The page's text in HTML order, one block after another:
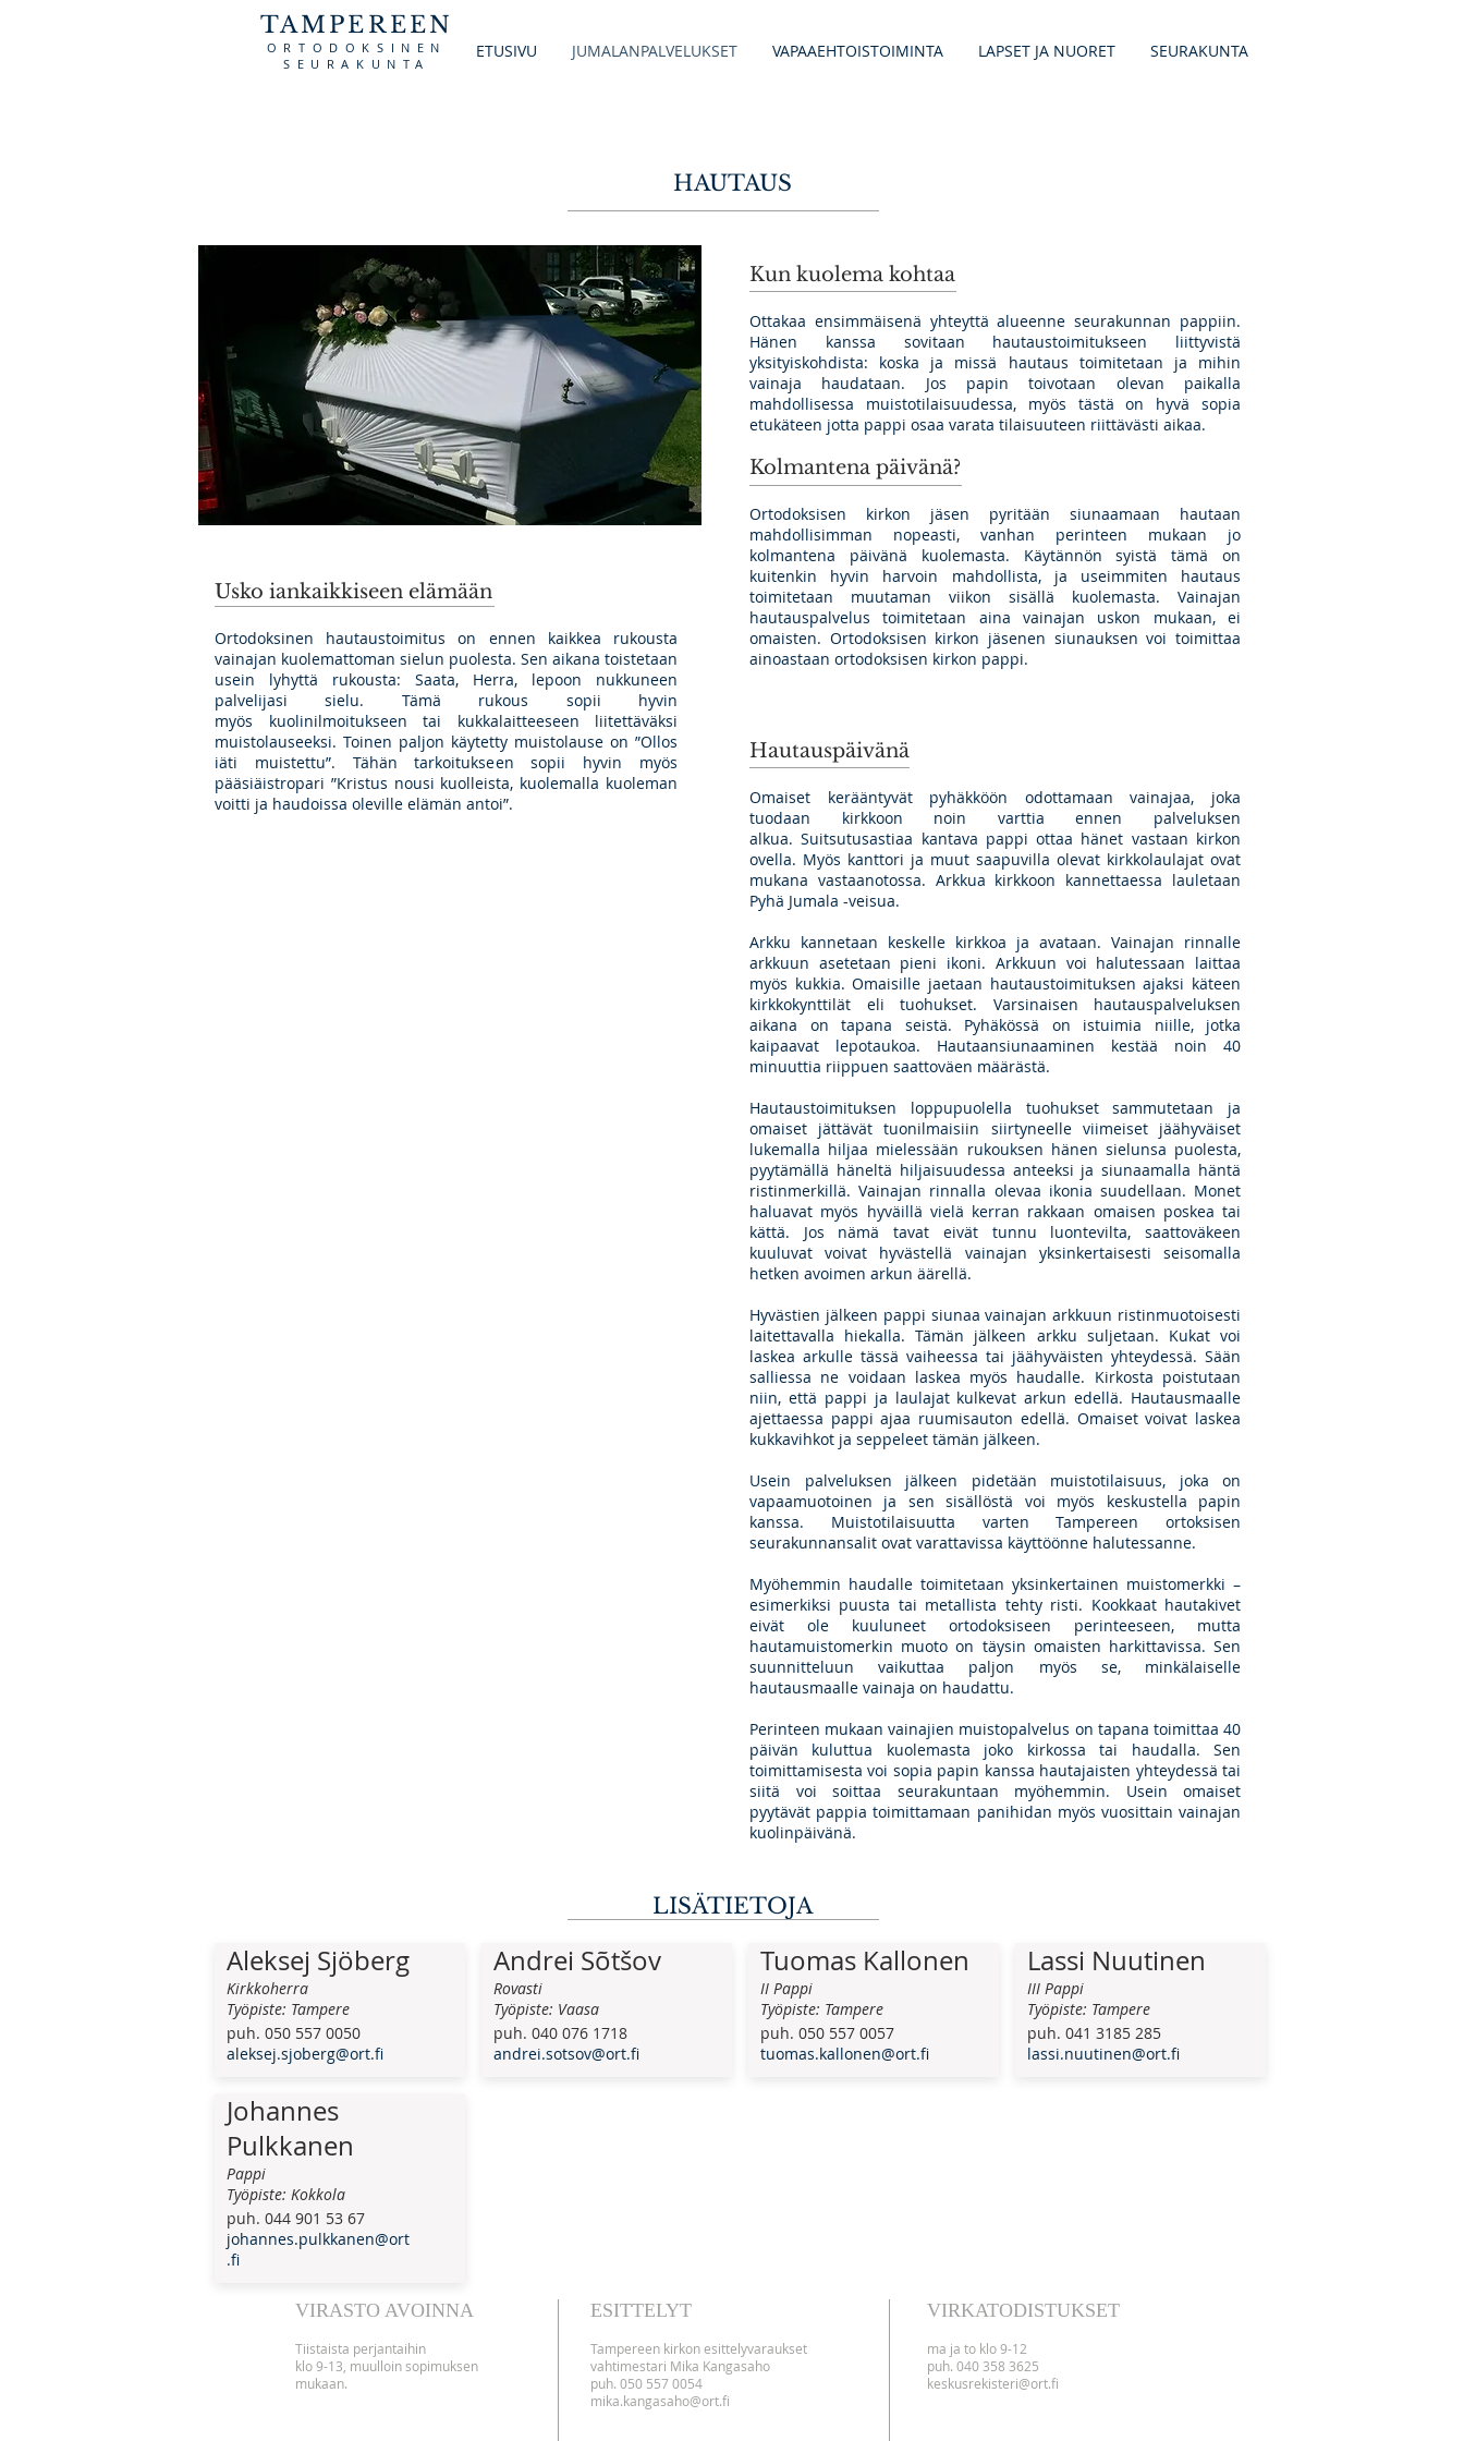
TAMPEREEN
ORTODOKSINEN
SEURAKUNTA
ETUSIVU JUMALANPALVELUKSET VAPAAEHTOISTOIMINTA LAPSET JA NUORET SEURAKUNTA
HAUTAUS
Usko iankaikkiseen elämään
Ortodoksinen hautaustoimitus on ennen kaikkea rukousta
vainajan kuolemattoman sielun puolesta. Sen aikana toistetaan
usein lyhyttä rukousta: Saata, Herra, lepoon nukkuneen
palvelijasi sielu. Tämä rukous sopii hyvin
myös kuolinilmoitukseen tai kukkalaitteeseen liitettäväksi
muistolauseeksi. Toinen paljon käytetty muistolause on ”Ollos
iäti muistettu”. Tähän tarkoitukseen sopii hyvin myös
pääsiäistropari ”Kristus nousi kuolleista, kuolemalla kuoleman
voitti ja haudoissa oleville elämän antoi”.
Kun kuolema kohtaa
Ottakaa ensimmäisenä yhteyttä alueenne seurakunnan pappiin.
Hänen kanssa sovitaan hautaustoimitukseen liittyvistä
yksityiskohdista: koska ja missä hautaus toimitetaan ja mihin
vainaja haudataan. Jos papin toivotaan olevan paikalla
mahdollisessa muistotilaisuudessa, myös tästä on hyvä sopia
etukäteen jotta pappi osaa varata tilaisuuteen riittävästi aikaa.
Kolmantena päivänä?
Ortodoksisen kirkon jäsen pyritään siunaamaan hautaan
mahdollisimman nopeasti, vanhan perinteen mukaan jo
kolmantena päivänä kuolemasta. Käytännön syistä tämä on
kuitenkin hyvin harvoin mahdollista, ja useimmiten hautaus
toimitetaan muutaman viikon sisällä kuolemasta. Vainajan
hautauspalvelus toimitetaan aina vainajan uskon mukaan, ei
omaisten. Ortodoksisen kirkon jäsenen siunauksen voi toimittaa
ainoastaan ortodoksisen kirkon pappi.
Hautauspäivänä
Omaiset kerääntyvät pyhäkköön odottamaan vainajaa, joka
tuodaan kirkkoon noin varttia ennen palveluksen
alkua. Suitsutusastiaa kantava pappi ottaa hänet vastaan kirkon
ovella. Myös kanttori ja muut saapuvilla olevat kirkkolaulajat ovat
mukana vastaanotossa. Arkkua kirkkoon kannettaessa lauletaan
Pyhä Jumala -veisua.
Arkku kannetaan keskelle kirkkoa ja avataan. Vainajan rinnalle
arkkuun asetetaan pieni ikoni. Arkkuun voi halutessaan laittaa
myös kukkia. Omaisille jaetaan hautaustoimituksen ajaksi käteen
kirkkokynttilät eli tuohukset. Varsinaisen hautauspalveluksen
aikana on tapana seistä. Pyhäkössä on istuimia niille, jotka
kaipaavat lepotaukoa. Hautaansiunaaminen kestää noin 40
minuuttia riippuen saattoväen määrästä.
Hautaustoimituksen loppupuolella tuohukset sammutetaan ja
omaiset jättävät tuonilmaisiin siirtyneelle viimeiset jäähyväiset
lukemalla hiljaa mielessään rukouksen hänen sielunsa puolesta,
pyytämällä häneltä hiljaisuudessa anteeksi ja siunaamalla häntä
ristinmerkillä. Vainajan rinnalla olevaa ikonia suudellaan. Monet
haluavat myös hyväillä vielä kerran rakkaan omaisen poskea tai
kättä. Jos nämä tavat eivät tunnu luontevilta, saattoväkeen
kuuluvat voivat hyvästellä vainajan yksinkertaisesti seisomalla
hetken avoimen arkun äärellä.
Hyvästien jälkeen pappi siunaa vainajan arkkuun ristinmuotoisesti
laitettavalla hiekalla. Tämän jälkeen arkku suljetaan. Kukat voi
laskea arkulle tässä vaiheessa tai jäähyväisten yhteydessä. Sään
salliessa ne voidaan laskea myös haudalle. Kirkosta poistutaan
niin, että pappi ja laulajat kulkevat arkun edellä. Hautausmaalle
ajettaessa pappi ajaa ruumisauton edellä. Omaiset voivat laskea
kukkavihkot ja seppeleet tämän jälkeen.
Usein palveluksen jälkeen pidetään muistotilaisuus, joka on
vapaamuotoinen ja sen sisällöstä voi myös keskustella papin
kanssa. Muistotilaisuutta varten Tampereen ortoksisen
seurakunnansalit ovat varattavissa käyttöönne halutessanne.
Myöhemmin haudalle toimitetaan yksinkertainen muistomerkki –
esimerkiksi puusta tai metallista tehty risti. Kookkaat hautakivet
eivät ole kuuluneet ortodoksiseen perinteeseen, mutta
hautamuistomerkin muoto on täysin omaisten harkittavissa. Sen
suunnitteluun vaikuttaa paljon myös se, minkälaiselle
hautausmaalle vainaja on haudattu.
Perinteen mukaan vainajien muistopalvelus on tapana toimittaa 40
päivän kuluttua kuolemasta joko kirkossa tai haudalla. Sen
toimittamisesta voi sopia papin kanssa hautajaisten yhteydessä tai
siitä voi soittaa seurakuntaan myöhemmin. Usein omaiset
pyytävät pappia toimittamaan panihidan myös vuosittain vainajan
kuolinpäivänä.
LISÄTIETOJA
Aleksej Sjöberg
Kirkkoherra
Työpiste: Tampere
puh. 050 557 0050
aleksej.sjoberg@ort.fi
Johannes
Pulkkanen
Pappi
Työpiste: Kokkola
puh. 044 901 53 67
johannes.pulkkanen@ort
.fi
Andrei Sõtšov
Rovasti
Työpiste: Vaasa
puh. 040 076 1718
andrei.sotsov@ort.fi
Tuomas Kallonen
II Pappi
Työpiste: Tampere
puh. 050 557 0057
tuomas.kallonen@ort.fi
Lassi Nuutinen
III Pappi
Työpiste: Tampere
puh. 041 3185 285
lassi.nuutinen@ort.fi
VIRASTO AVOINNA
Tiistaista perjantaihin
klo 9-13, muulloin sopimuksen
mukaan.
ESITTELYT
Tampereen kirkon esittelyvaraukset
vahtimestari Mika Kangasaho
puh. 050 557 0054
mika.kangasaho@ort.fi
VIRKATODISTUKSET
ma ja to klo 9-12
puh. 040 358 3625
keskusrekisteri@ort.fi